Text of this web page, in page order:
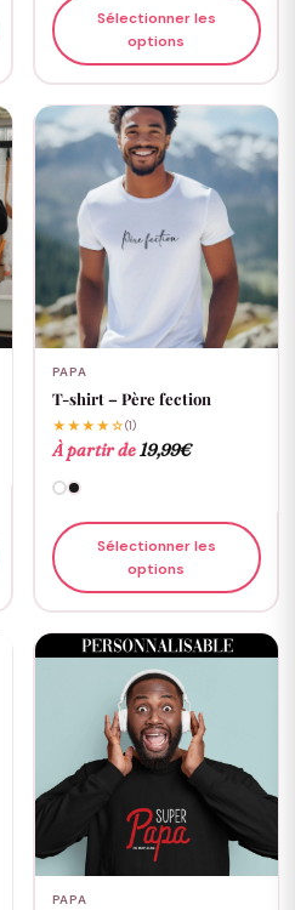
Sélectionner les
options
PAPA
T-shirt – Père fection
★★★★☆(1)
À partir de19,99€
Sélectionner les
options
PAPA